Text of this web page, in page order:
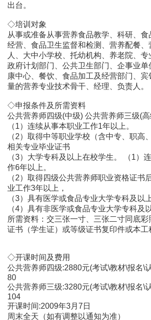
出台。
◇培训对象
从事或准备从事营养食品教学、科研、
经营、食品卫生监督和检测、营养配餐
人、大中小学校、托幼机构、养老院、专
政府计划部门、公共卫生部门、企事业单
康中心、餐饮、食品加工及经营部门、
量的营养专业技术骨干、经理、负责人。
◇申报条件及所需资料
公共营养师四级(中级) 公共营养师三级(
（1）连续从事本职业工作1年以上。
（2）取得中等职业学校（含中专、职高
相关专业毕业证书
（3）大学专科及以上在校学生。 （1）
作6年以上。
（2）取得四级公共营养师职业资格证书
业工作3年以上，
（3）具有医学或食品专业大学专科及以
（4）具有非医学或食品专业大学专科及
所需资料：交三张一寸、三张二寸同底
证书（学生证）或等级证书复印件或本
◇开课时间及费用
公共营养师四级:2880元(考试\教材\报名\
80
公共营养师三级:3280元(考试\教材\报名\
104
开课时间:2009年3月7日
周末全天（如有调整以通知为准）